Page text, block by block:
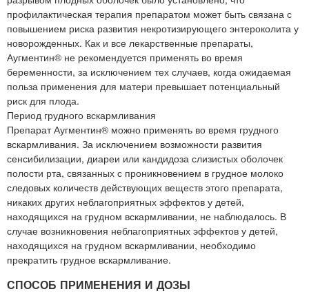
профилактическая терапия препаратом может быть связана с
повышением риска развития некротизирующего энтероколита у
новорожденных. Как и все лекарственные препараты,
Аугментин® не рекомендуется применять во время
беременности, за исключением тех случаев, когда ожидаемая
польза применения для матери превышает потенциальный
риск для плода.
Период грудного вскармливания
Препарат Аугментин® можно применять во время грудного
вскармливания. За исключением возможности развития
сенсибилизации, диареи или кандидоза слизистых оболочек
полости рта, связанных с проникновением в грудное молоко
следовых количеств действующих веществ этого препарата,
никаких других неблагоприятных эффектов у детей,
находящихся на грудном вскармливании, не наблюдалось. В
случае возникновения неблагоприятных эффектов у детей,
находящихся на грудном вскармливании, необходимо
прекратить грудное вскармливание.
СПОСОБ ПРИМЕНЕНИЯ И ДОЗЫ